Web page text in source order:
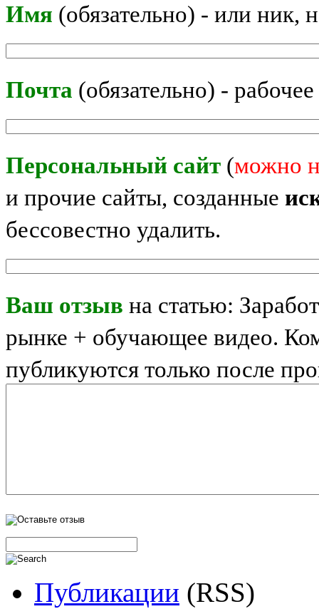
Имя (обязательно) - или ник,
Почта (обязательно) -
Персональный сайт (можно
и прочие сайты, созданные
бессовестно удалить.
Ваш отзыв на статью:
рынке + обучающее видео.
публикуются только после
Публикации (RSS)